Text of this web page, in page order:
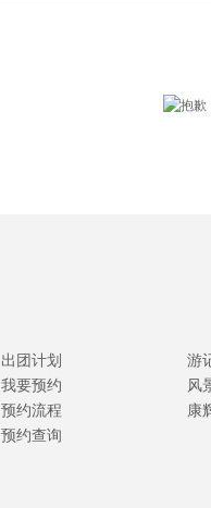
出团计划
我要预约
预约流程
预约查询
游
风
康